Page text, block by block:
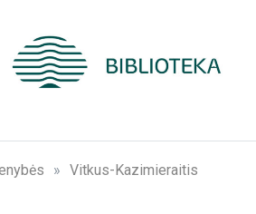
Kauno
atminimo
» Vitkus-Kazimieraitis